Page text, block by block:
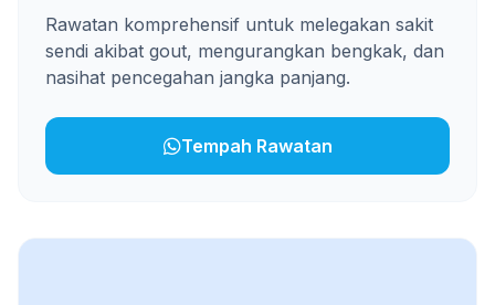
Rawatan komprehensif untuk melegakan sakit
sendi akibat gout, mengurangkan bengkak, dan
nasihat pencegahan jangka panjang.
Tempah Rawatan